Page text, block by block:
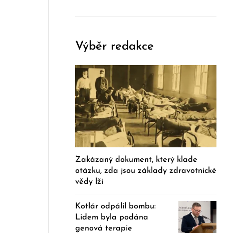
Výběr redakce
Zakázaný dokument, který klade
otázku, zda jsou základy zdravotnické
vědy lži
Kotlár odpálil bombu:
Lidem byla podána
genová terapie